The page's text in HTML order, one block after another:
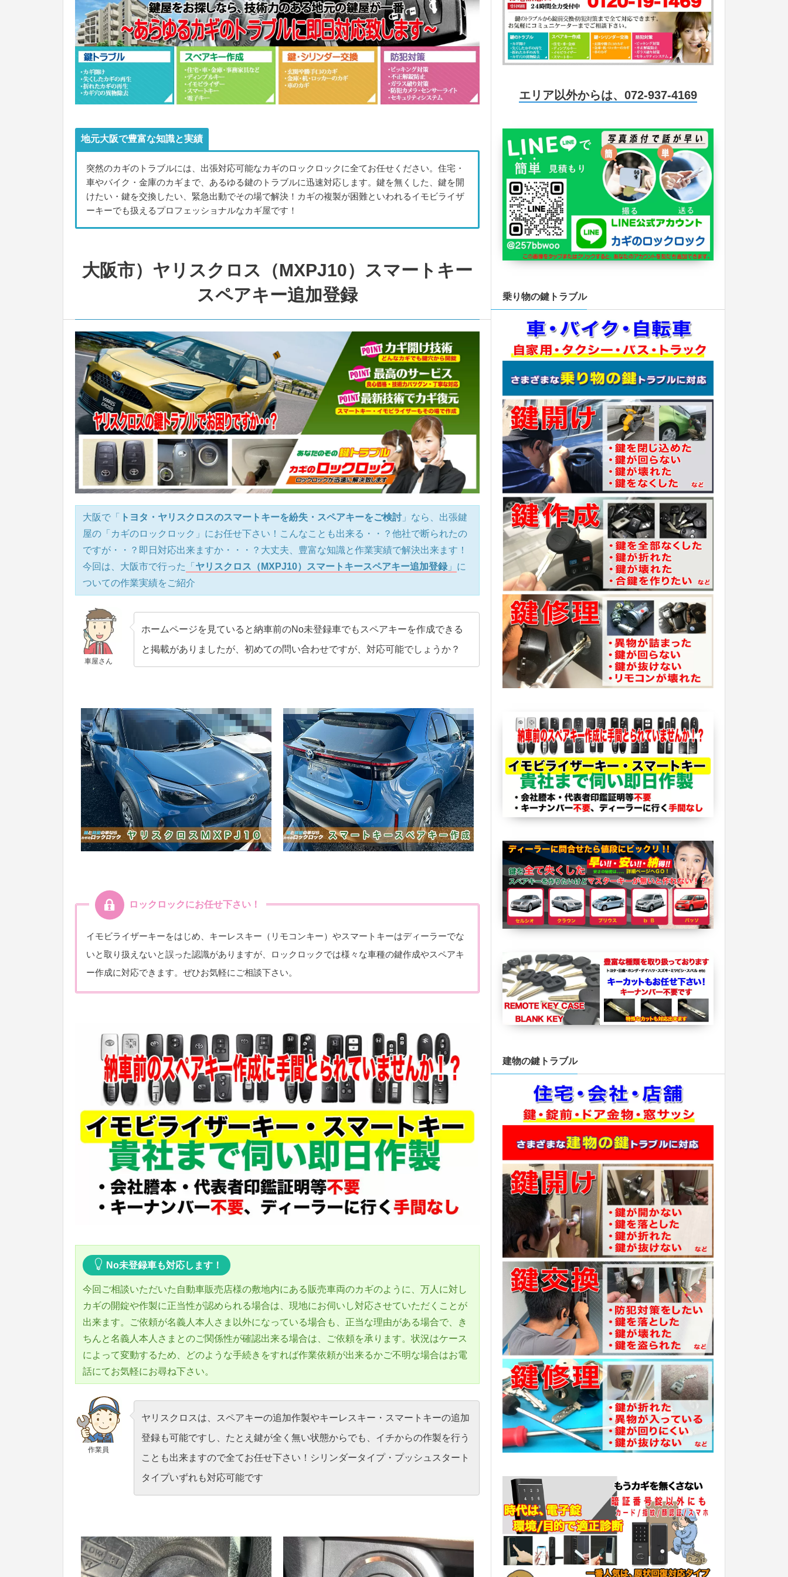
地元大阪で豊富な知識と実績
突然のカギのトラブルには、出張対応可能なカギのロックロックに全てお任せください。住宅・
車やバイク・金庫のカギまで、あるゆる鍵のトラブルに迅速対応します。鍵を無くした、鍵を開
けたい・鍵を交換したい、緊急出動でその場で解決！カギの複製が困難といわれるイモビライザ
ーキーでも扱えるプロフェッショナルなカギ屋です！
大阪市）ヤリスクロス（MXPJ10）スマートキー
スペアキー追加登録
大阪で「 トヨタ・ヤリスクロスのスマートキーを紛失・スペアキーをご検討 」なら、出張鍵
屋の「カギのロックロック」にお任せ下さい！こんなことも出来る・・？他社で断られたの
ですが・・？即日対応出来ますか・・・？大丈夫、豊富な知識と作業実績で解決出来ます！
今回は、大阪市で行った
「 ヤリスクロス（MXPJ10）スマートキースペアキー追加登録 」 に
ついての作業実績をご紹介
車屋さん
ホームページを見ていると納車前のNo未登録車でもスペアキーを作成できる
と掲載がありましたが、初めての問い合わせですが、対応可能でしょうか？
ロックロックにお任せ下さい！
イモビライザーキーをはじめ、キーレスキー（リモコンキー）やスマートキーはディーラーでな
いと取り扱えないと誤った認識がありますが、ロックロックでは様々な車種の鍵作成やスペアキ
ー作成に対応できます。ぜひお気軽にご相談下さい。
No未登録車も対応します！
今回ご相談いただいた自動車販売店様の敷地内にある販売車両のカギのように、万人に対し
カギの開錠や作製に正当性が認められる場合は、現地にお伺いし対応させていただくことが
出来ます。ご依頼が名義人本人さま以外になっている場合も、正当な理由がある場合で、き
ちんと名義人本人さまとのご関係性が確認出来る場合は、ご依頼を承ります。状況はケース
によって変動するため、どのような手続きをすれば作業依頼が出来るかご不明な場合はお電
話にてお気軽にお尋ね下さい。
作業員
ヤリスクロスは、スペアキーの追加作製やキーレスキー・スマートキーの追加
登録も可能ですし、たとえ鍵が全く無い状態からでも、イチからの作製を行う
ことも出来ますので全てお任せ下さい！シリンダータイプ・プッシュスタート
タイプいずれも対応可能です
エリア以外からは、072-937-4169
乗り物の鍵トラブル
建物の鍵トラブル